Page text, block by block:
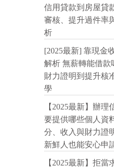
信用貸款到房屋貸
審核、提升過件率
析
[2025最新] 靠現金
解析 無薪轉能借款
財力證明到提升核
學
【2025最新】辦
要提供哪些個人資
分、收入與財力證
新鮮人也能安心申
【2025最新】拒